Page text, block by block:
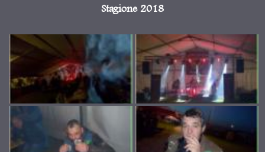
Stagione 2018